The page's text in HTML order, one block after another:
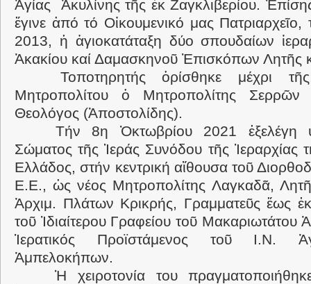
Ἁγίας Ἀκυλίνης τῆς ἐκ Ζαγκλιβερίου.
ἔγινε ἀπό τό Οἰκουμενικό μας
2013, ἡ ἁγιοκατάταξη δύο σπουδαίων
Ἀκακίου καί Δαμασκηνοῦ Ἐπισκόπων Λητῆς
Τοποτηρητής ὁρίσθηκε μέχρι
Μητροπολίτου ὁ Μητροπολίτης Σερρῶν
Θεολόγος (Ἀποστολίδης).
Τήν 8η Ὀκτωβρίου 2021 ἐξελέγη
Σώματος τῆς Ἱεράς Συνόδου τῆς Ἱεραρχίας
Ελλάδος, στήν κεντρική αἴθουσα τοῦ
Ε.Ε., ὡς νέος Μητροπολίτης Λαγκαδᾶ,
Ἀρχιμ. Πλάτων Κρικρής, Γραμματεῦς ἕως
τοῦ Ἰδιαίτερου Γραφείου τοῦ Μακαριωτάτου
Ἱερατικός Προϊστάμενος τοῦ Ι.Ν.
Ἀμπελοκήπων.
Ἡ χειροτονία του